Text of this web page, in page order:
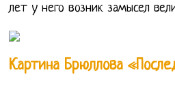
лет у него возник замысел
Картина Брюллова